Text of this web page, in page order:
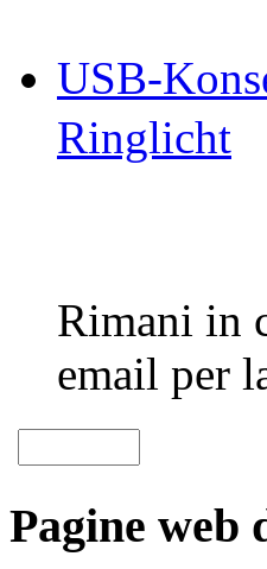
USB-
Ringlicht
Rimani in
email per
Pagine